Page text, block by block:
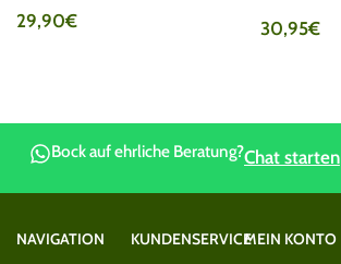
29,90€ 30,95€
Bock auf ehrliche Beratung?Chat starten
NAVIGATION
KUNDENSERVICEMEIN KONTO